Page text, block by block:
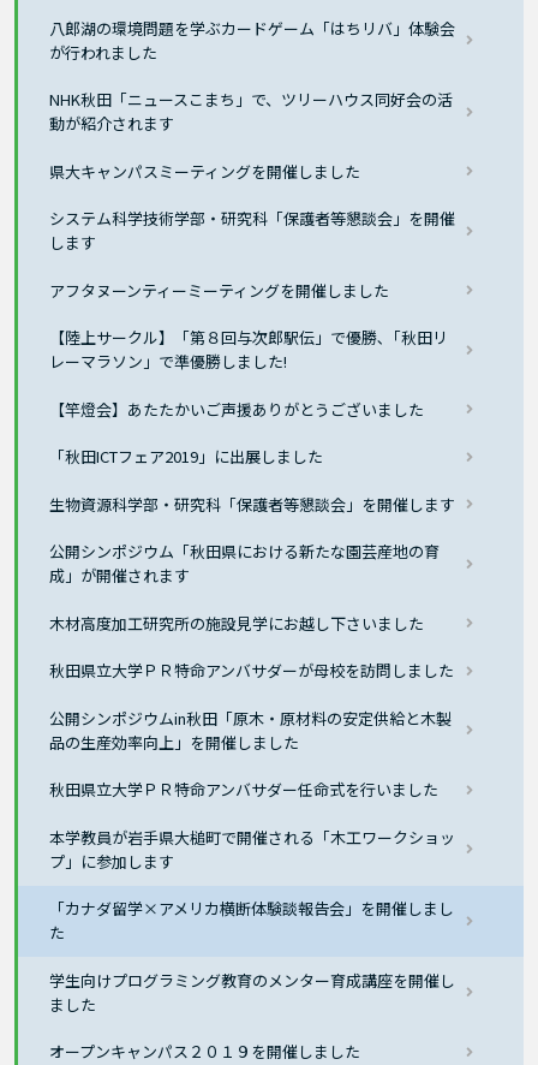
八郎湖の環境問題を学ぶカードゲーム「はちリバ」体験会
が行われました
NHK秋田「ニュースこまち」で、ツリーハウス同好会の活
動が紹介されます
県大キャンパスミーティングを開催しました
システム科学技術学部・研究科「保護者等懇談会」を開催
します
アフタヌーンティーミーティングを開催しました
【陸上サークル】「第８回与次郎駅伝」で優勝､「秋田リ
レーマラソン」で準優勝しました!
【竿燈会】あたたかいご声援ありがとうございました
「秋田ICTフェア2019」に出展しました
生物資源科学部・研究科「保護者等懇談会」を開催します
公開シンポジウム「秋田県における新たな園芸産地の育
成」が開催されます
木材高度加工研究所の施設見学にお越し下さいました
秋田県立大学ＰＲ特命アンバサダーが母校を訪問しました
公開シンポジウムin秋田「原木・原材料の安定供給と木製
品の生産効率向上」を開催しました
秋田県立大学ＰＲ特命アンバサダー任命式を行いました
本学教員が岩手県大槌町で開催される「木工ワークショッ
プ」に参加します
「カナダ留学×アメリカ横断体験談報告会」を開催しまし
た
学生向けプログラミング教育のメンター育成講座を開催し
ました
オープンキャンパス２０１９を開催しました